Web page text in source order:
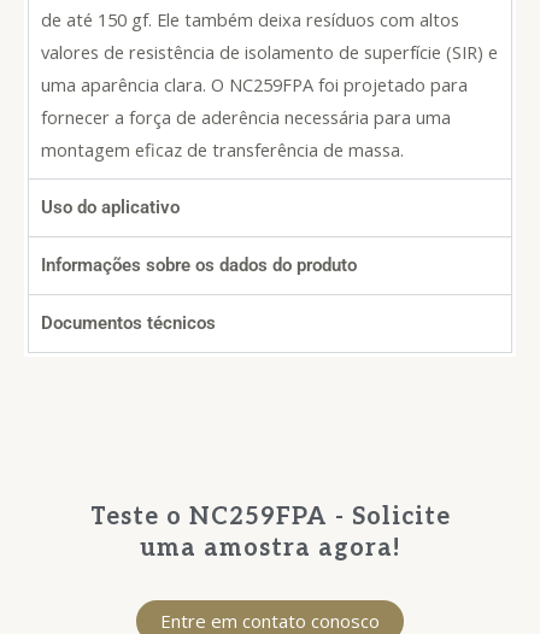
de até 150 gf. Ele também deixa resíduos com altos
valores de resistência de isolamento de superfície (SIR) e
uma aparência clara. O NC259FPA foi projetado para
fornecer a força de aderência necessária para uma
montagem eficaz de transferência de massa.
Uso do aplicativo
Informações sobre os dados do produto
Documentos técnicos
Teste o NC259FPA - Solicite
uma amostra agora!
Entre em contato conosco